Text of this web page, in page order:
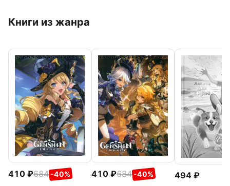
Книги из жанра
410 684 -40% 410 684 -40%
494